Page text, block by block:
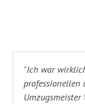
"Ich war
professionellen